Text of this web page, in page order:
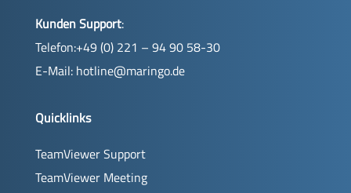
Kunden Support:
Telefon:+49 (0) 221 – 94 90 58-30
E-Mail: hotline@maringo.de
Quicklinks
TeamViewer Support
TeamViewer Meeting